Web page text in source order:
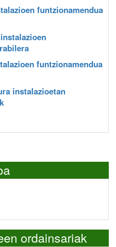
funtzionamendua
funtzionamendua
instalazioetan
ordainsariak